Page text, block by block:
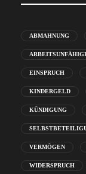
ABMAHNUNG
EINSPRUCH
KINDERGELD
KÜNDIGUNG
VERMÖGEN
WIDERSPRUCH